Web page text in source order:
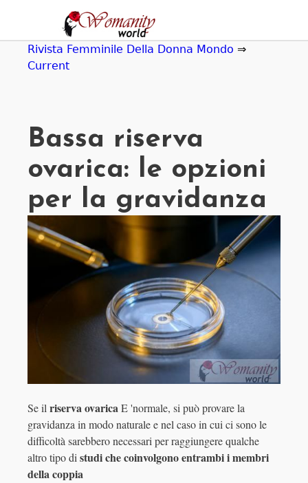
navigation
Rivista Femminile Della Donna Mondo ⇒
Current
Bassa riserva
ovarica: le opzioni
per la gravidanza
Se ilriserva ovaricaE 'normale, si può provare la
gravidanza in modo naturale e nel caso in cui ci sono le
difficoltà sarebbero necessari per raggiungere qualche
altro tipo distudi che coinvolgono entrambi i membri
della coppia